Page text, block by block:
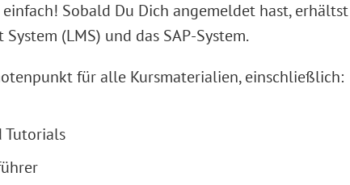
Sobald Du Dich angemeldet hast,
(LMS) und das SAP-System.
für alle Kursmaterialien, einschließlich:
Tutorials